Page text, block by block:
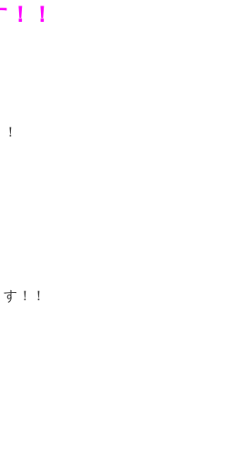
！
！！